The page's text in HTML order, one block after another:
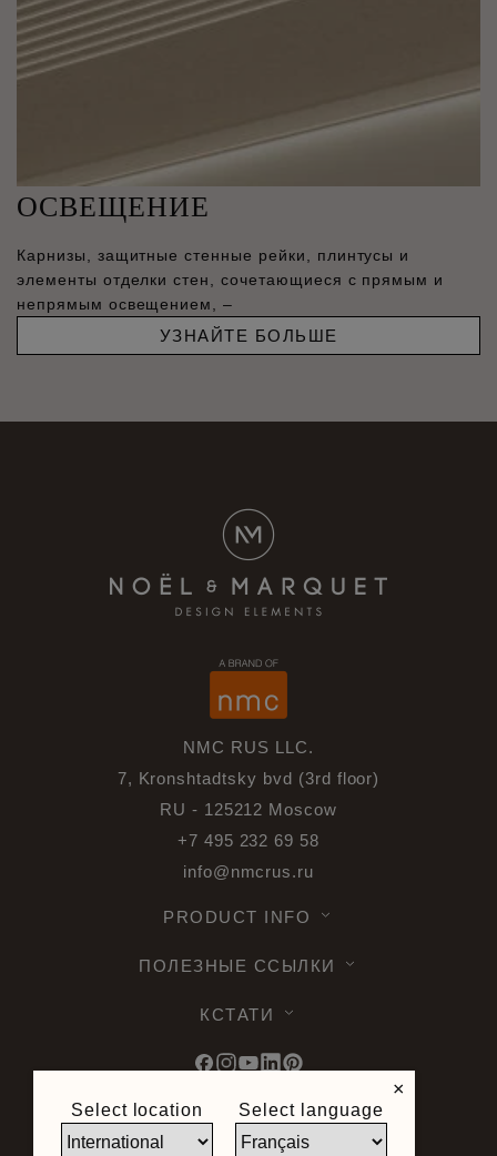
ОСВЕЩЕНИЕ
Карнизы, защитные стенные рейки, плинтусы и
элементы отделки стен, сочетающиеся с прямым и
непрямым освещением, –
УЗНАЙТЕ БОЛЬШЕ
NMC RUS LLC.
7, Kronshtadtsky bvd (3rd floor)
RU - 125212 Moscow
+7 495 232 69 58
info@nmcrus.ru
PRODUCT INFO
ПОЛЕЗНЫЕ ССЫЛКИ
КСТАТИ
© 2026 Noel & Marquet. Все права
×
Select location Select language